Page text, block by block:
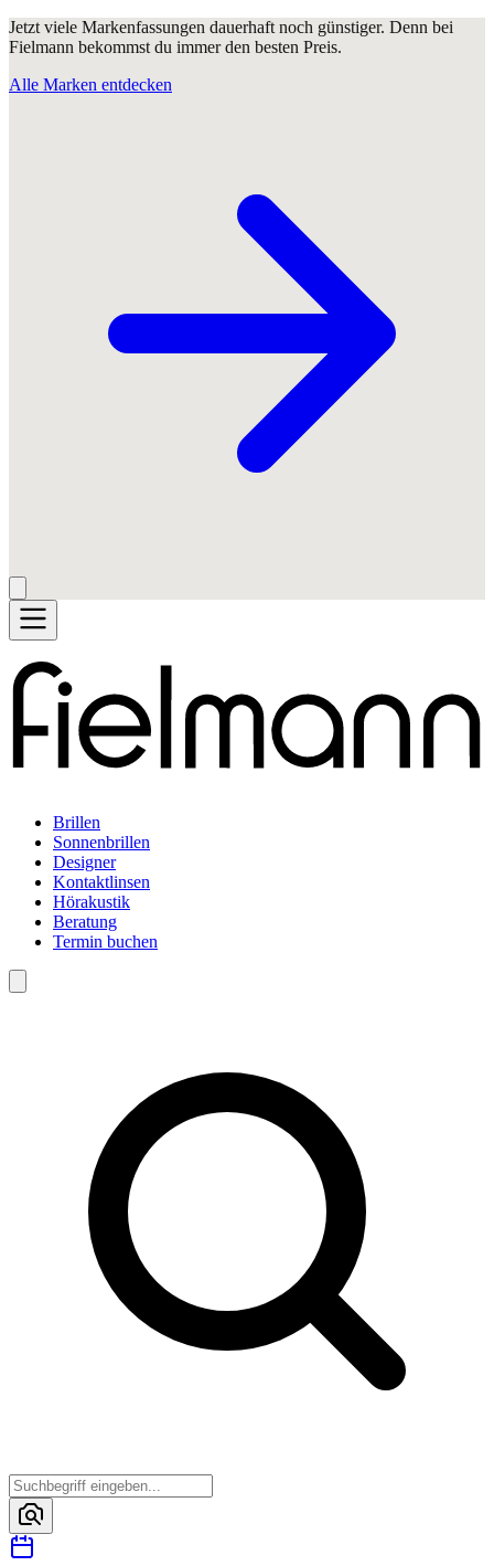
Jetzt viele Markenfassungen dauerhaft noch günstiger. Denn bei
Fielmann bekommst du immer den besten Preis.
Alle Marken entdecken
Brillen
Sonnenbrillen
Designer
Kontaktlinsen
Hörakustik
Beratung
Termin buchen